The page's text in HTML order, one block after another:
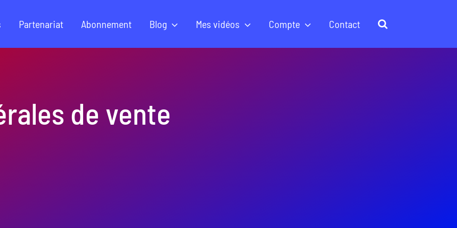
Partenariat Abonnement Blog Mes vidéos Compte Contact
de vente